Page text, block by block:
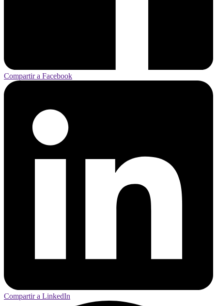
Compartir a Facebook
Compartir a LinkedIn